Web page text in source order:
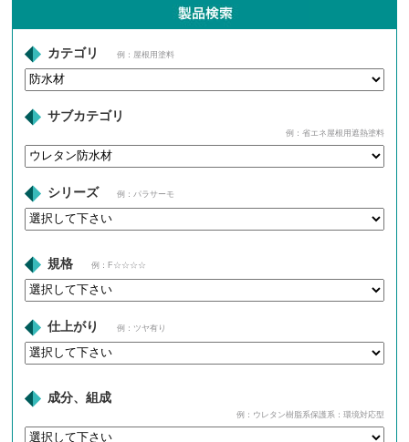
カテゴリ 例：屋根用塗料
サブカテゴリ
例：省エネ屋根用遮熱塗料
シリーズ 例：パラサーモ
規格 例：F☆☆☆☆
仕上がり 例：ツヤ有り
成分、組成
例：ウレタン樹脂系保護系：環境対応型